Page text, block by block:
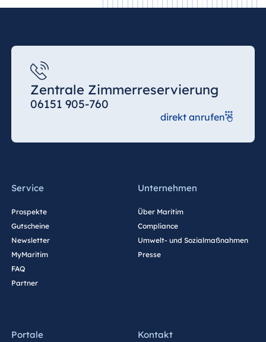
Zentrale Zimmerreservierung
06151 905-760
direkt anrufen
Service
Prospekte
Gutscheine
Newsletter
MyMaritim
FAQ
Partner
Unternehmen
Über Maritim
Compliance
Umwelt- und Sozialmaßnahmen
Presse
Portale Kontakt